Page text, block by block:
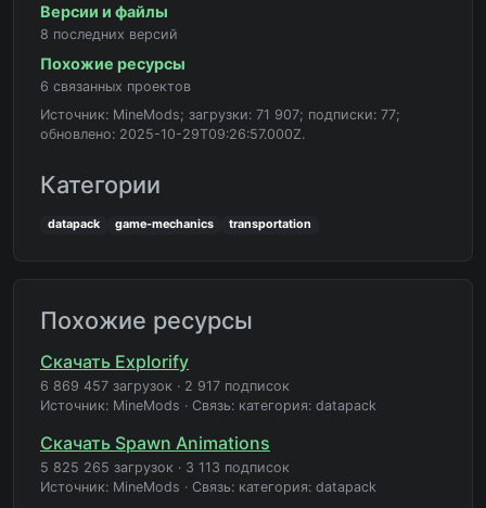
Версии и файлы
8 последних версий
Похожие ресурсы
6 связанных проектов
Источник: MineMods; загрузки: 71 907; подписки: 77;
обновлено: 2025-10-29T09:26:57.000Z.
Категории
datapack game-mechanics transportation
Похожие ресурсы
Скачать Explorify
6 869 457 загрузок · 2 917 подписок
Источник: MineMods · Связь: категория: datapack
Скачать Spawn Animations
5 825 265 загрузок · 3 113 подписок
Источник: MineMods · Связь: категория: datapack